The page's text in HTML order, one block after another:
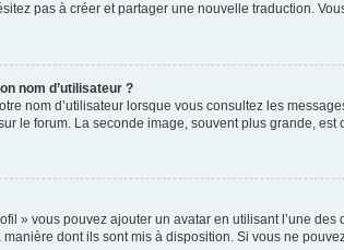
pas à créer et partager une nouvelle traduction.
nom d’utilisateur ?
nom d’utilisateur lorsque vous consultez les
le forum. La seconde image, souvent plus grande,
» vous pouvez ajouter un avatar en utilisant l’une
dont ils sont mis à disposition. Si vous ne